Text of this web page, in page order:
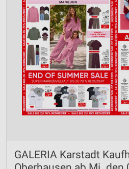
GALERIA Karstadt